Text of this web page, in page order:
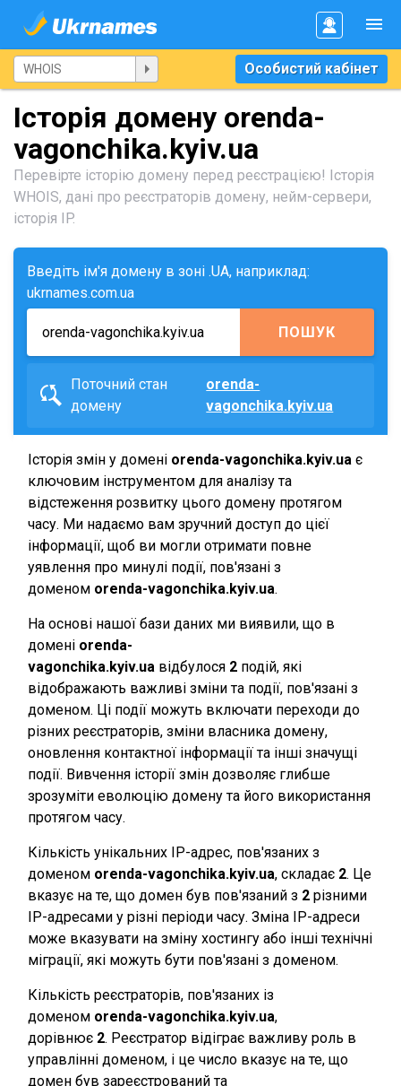
Особистий кабінет
Історія домену orenda-
vagonchika.kyiv.ua
Перевірте історію домену перед реєстрацією! Історія
WHOIS, дані про реєстраторів домену, нейм-сервери,
історія IP.
Введіть ім'я домену в зоні .UA, наприклад:
ukrnames.com.ua
ПОШУК
Поточний стан
домену
orenda-
vagonchika.kyiv.ua
Історія змін у домені orenda-vagonchika.kyiv.ua є
ключовим інструментом для аналізу та
відстеження розвитку цього домену протягом
часу. Ми надаємо вам зручний доступ до цієї
інформації, щоб ви могли отримати повне
уявлення про минулі події, пов'язані з
доменом orenda-vagonchika.kyiv.ua.
На основі нашої бази даних ми виявили, що в
домені orenda-
vagonchika.kyiv.ua відбулося 2 подій, які
відображають важливі зміни та події, пов'язані з
доменом. Ці події можуть включати переходи до
різних реєстраторів, зміни власника домену,
оновлення контактної інформації та інші значущі
події. Вивчення історії змін дозволяє глибше
зрозуміти еволюцію домену та його використання
протягом часу.
Кількість унікальних IP-адрес, пов'язаних з
доменом orenda-vagonchika.kyiv.ua, складає 2. Це
вказує на те, що домен був пов'язаний з 2 різними
IP-адресами у різні періоди часу. Зміна IP-адреси
може вказувати на зміну хостингу або інші технічні
міграції, які можуть бути пов'язані з доменом.
Кількість реєстраторів, пов'язаних із
доменом orenda-vagonchika.kyiv.ua,
дорівнює 2. Реєстратор відіграє важливу роль в
управлінні доменом, і це число вказує на те, що
домен був зареєстрований та